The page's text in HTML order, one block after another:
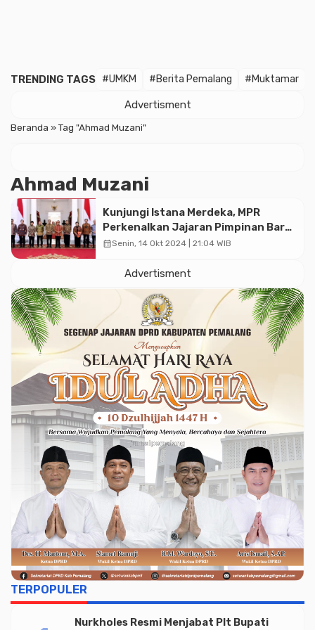
TRENDING TAGS #UMKM #Berita Pemalang #Muktamar
Advertisment
Beranda »Tag "Ahmad Muzani"
Ahmad Muzani
Kunjungi Istana Merdeka, MPR
Perkenalkan Jajaran Pimpinan Baru
kepada Jokowi
calendar_monthSenin, 14 Okt 2024 | 21:04 WIB
Advertisment
TERPOPULER
Nurkholes Resmi Menjabat Plt Bupati